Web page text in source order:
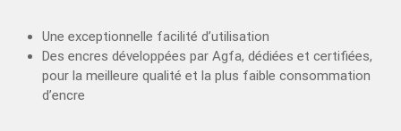
Une exceptionnelle facilité d’utilisation
Des encres développées par Agfa, dédiées et certifiées,
pour la meilleure qualité et la plus faible consommation
d’encre